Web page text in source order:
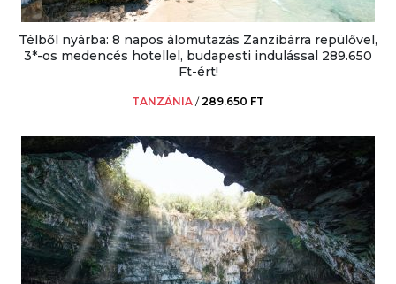
Télből nyárba: 8 napos álomutazás Zanzibárra repülővel,
3*-os medencés hotellel, budapesti indulással 289.650
Ft-ért!
TANZÁNIA /289.650 FT